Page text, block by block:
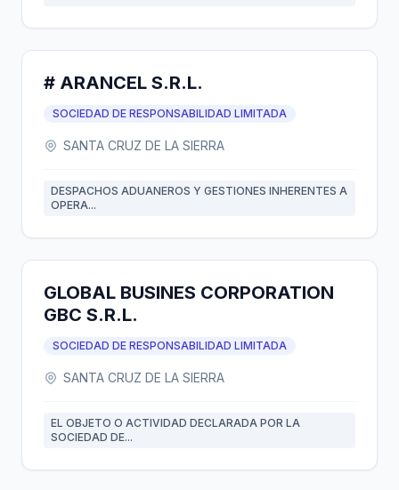
# ARANCEL S.R.L.
SOCIEDAD DE RESPONSABILIDAD LIMITADA
SANTA CRUZ DE LA SIERRA
DESPACHOS ADUANEROS Y GESTIONES INHERENTES A
OPERA...
GLOBAL BUSINES CORPORATION
GBC S.R.L.
SOCIEDAD DE RESPONSABILIDAD LIMITADA
SANTA CRUZ DE LA SIERRA
EL OBJETO O ACTIVIDAD DECLARADA POR LA
SOCIEDAD DE...